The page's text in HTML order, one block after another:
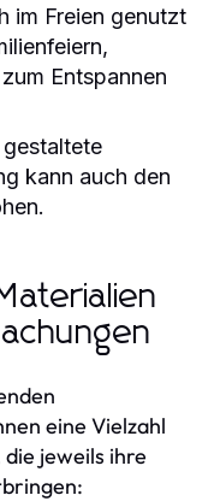
im Freien genutzt
Entspannen
gestaltete
kann auch den
eine Vielzahl
jeweils ihre